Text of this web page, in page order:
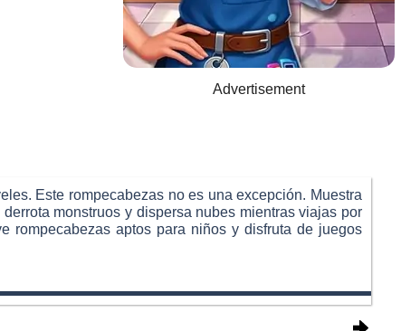
Advertisement
Este rompecabezas no es una excepción. Muestra
monstruos y dispersa nubes mientras viajas por
rompecabezas aptos para niños y disfruta de juegos